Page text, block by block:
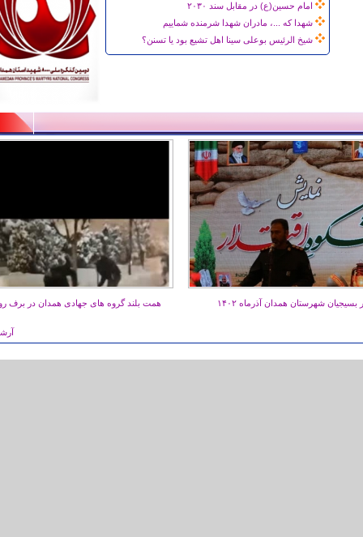
امام حسین(ع) در مقابل سند ۲۰۳۰
شهدا که ...، مادران شهدا شرمنده شماییم
شیخ الرئیس بوعلی سینا اهل تشیع بود یا تسنن؟
شهرستان همدان آذرماه ۱۴۰۲ همت بلند گروه های جهادی همدان در برف